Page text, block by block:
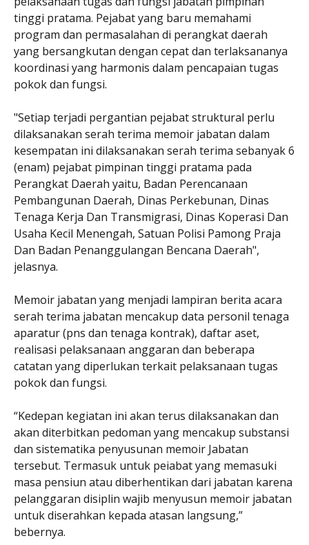
tinggi pratama. Pejabat yang baru memahami
program dan permasalahan di perangkat daerah
yang bersangkutan dengan cepat dan terlaksananya
koordinasi yang harmonis dalam pencapaian tugas
pokok dan fungsi.
"Setiap terjadi pergantian pejabat struktural perlu
dilaksanakan serah terima memoir jabatan dalam
kesempatan ini dilaksanakan serah terima sebanyak 6
(enam) pejabat pimpinan tinggi pratama pada
Perangkat Daerah yaitu, Badan Perencanaan
Pembangunan Daerah, Dinas Perkebunan, Dinas
Tenaga Kerja Dan Transmigrasi, Dinas Koperasi Dan
Usaha Kecil Menengah, Satuan Polisi Pamong Praja
Dan Badan Penanggulangan Bencana Daerah",
jelasnya.
Memoir jabatan yang menjadi lampiran berita acara
serah terima jabatan mencakup data personil tenaga
aparatur (pns dan tenaga kontrak), daftar aset,
realisasi pelaksanaan anggaran dan beberapa
catatan yang diperlukan terkait pelaksanaan tugas
pokok dan fungsi.
“Kedepan kegiatan ini akan terus dilaksanakan dan
akan diterbitkan pedoman yang mencakup substansi
dan sistematika penyusunan memoir Jabatan
tersebut. Termasuk untuk peiabat yang memasuki
masa pensiun atau diberhentikan dari jabatan karena
pelanggaran disiplin wajib menyusun memoir jabatan
untuk diserahkan kepada atasan langsung,”
bebernya.